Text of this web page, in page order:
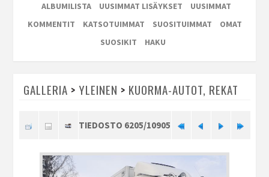
ALBUMILISTA
UUSIMMAT LISÄYKSET
UUSIMMAT
KOMMENTIT
KATSOTUIMMAT SUOSITUIMMAT
OMAT
SUOSIKIT
HAKU
GALLERIA > YLEINEN > KUORMA-AUTOT, REKAT
TIEDOSTO 6205/10905